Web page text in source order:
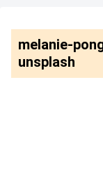
melanie-
unsplash